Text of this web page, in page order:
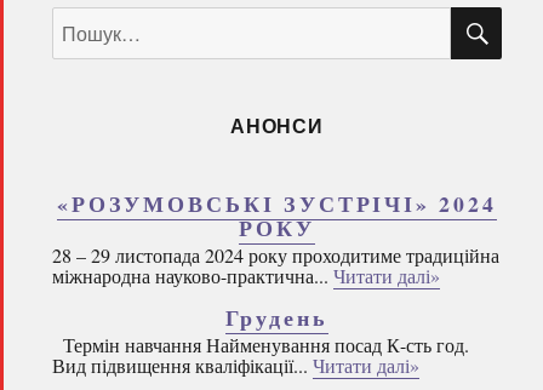
інституцій
за
запитом:
АНОНСИ
«РОЗУМОВСЬКІ ЗУСТРІЧІ» 2024
РОКУ
28 – 29 листопада 2024 року проходитиме традиційна
міжнародна науково-практична... Читати далі»
Грудень
Термін навчання Найменування посад К-сть год.
Вид підвищення кваліфікації... Читати далі»